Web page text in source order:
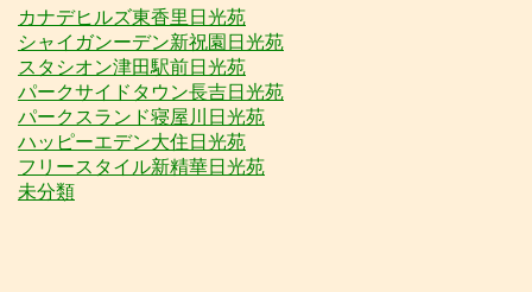
カナデヒルズ東香里日光苑
シャイガンーデン新祝園日光苑
スタシオン津田駅前日光苑
パークサイドタウン長吉日光苑
パークスランド寝屋川日光苑
ハッピーエデン大住日光苑
フリースタイル新精華日光苑
未分類